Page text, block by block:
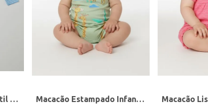
Macacão Suedine Infantil Para Bebê - AZUL Macacão Estampado Infantil Para Bebê - VERDE